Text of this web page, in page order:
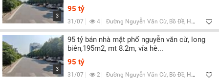
3
95 tỷ
31/07 4 Đường Nguyễn Văn Cừ, Bồ Đề, Hà Nội
3
95 tỷ bán nhà mặt phố nguyễn văn cừ, long
biên,195m2, mt 8.2m, vỉa hè...
95 tỷ
31/07 2 Đường Nguyễn Văn Cừ, Bồ Đề, Hà Nội